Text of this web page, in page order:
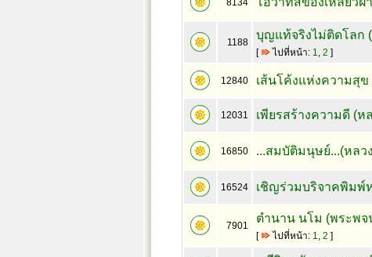
8134
1188
บุญแท้จริงไม่ติดโลก
[ ไปที่หน้า: 1, 2 ]
12840 เส้นโค้งแห่งความสุข
12031 เพียรสร้างความดี (ห
16850 ...สมบัติมนุษย์...(หล
16524 เชิญร่วมบริจาคพิมพ์
7901
ตำนาน นโม (พระพจ
[ ไปที่หน้า: 1, 2 ]